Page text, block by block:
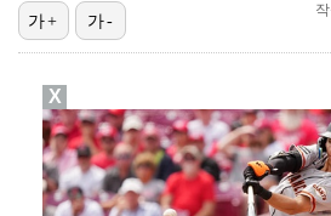
[ST포토] 문정민, 자신감
[ST포토] 고지우, 신중한
가+ 가-
X